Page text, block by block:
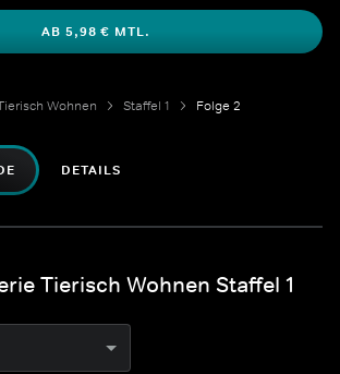
AB 5,98 € MTL.
Wohnen Staffel 1 Folge 2
DETAILS
Tierisch Wohnen Staffel 1